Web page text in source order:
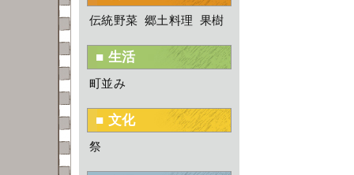
伝統野菜 郷土料理 果樹
■ 生活
町並み
■ 文化
祭